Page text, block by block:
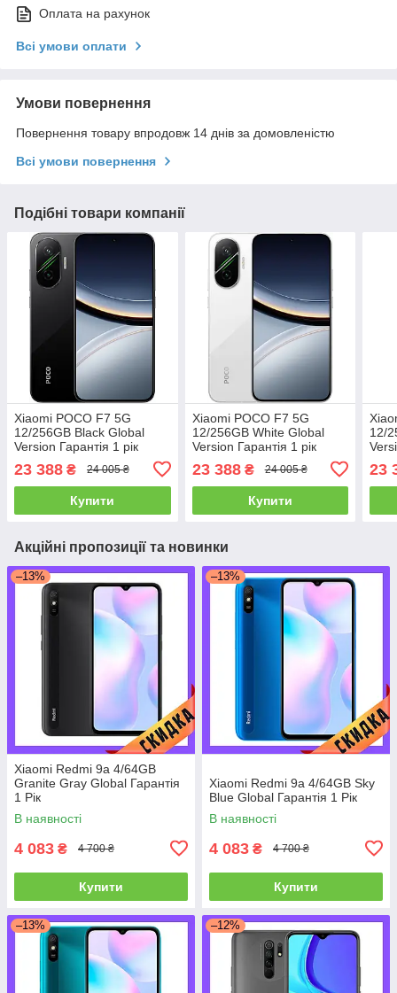
Оплата на рахунок
Всі умови оплати
Умови повернення
Повернення товару впродовж 14 днів за домовленістю
Всі умови повернення
Подібні товари компанії
Xiaomi POCO F7 5G
12/256GB Black Global
Version Гарантія 1 рік
23 388 ₴ 24 005 ₴
Купити
Xiaomi POCO F7 5G
12/256GB White Global
Version Гарантія 1 рік
23 388₴ 24 005 ₴
Купити
12/
23
Акційні пропозиції та новинки
–13%
Xiaomi Redmi 9a 4/64GB
Granite Gray Global Гарантія
1 Рік
В наявності
4 083 ₴ 4 700 ₴
Купити
–13%
Xiaomi Redmi 9a 4/64GB Sky
Blue Global Гарантія 1 Рік
В наявності
4 083 ₴ 4 700 ₴
Купити
–13% –12%